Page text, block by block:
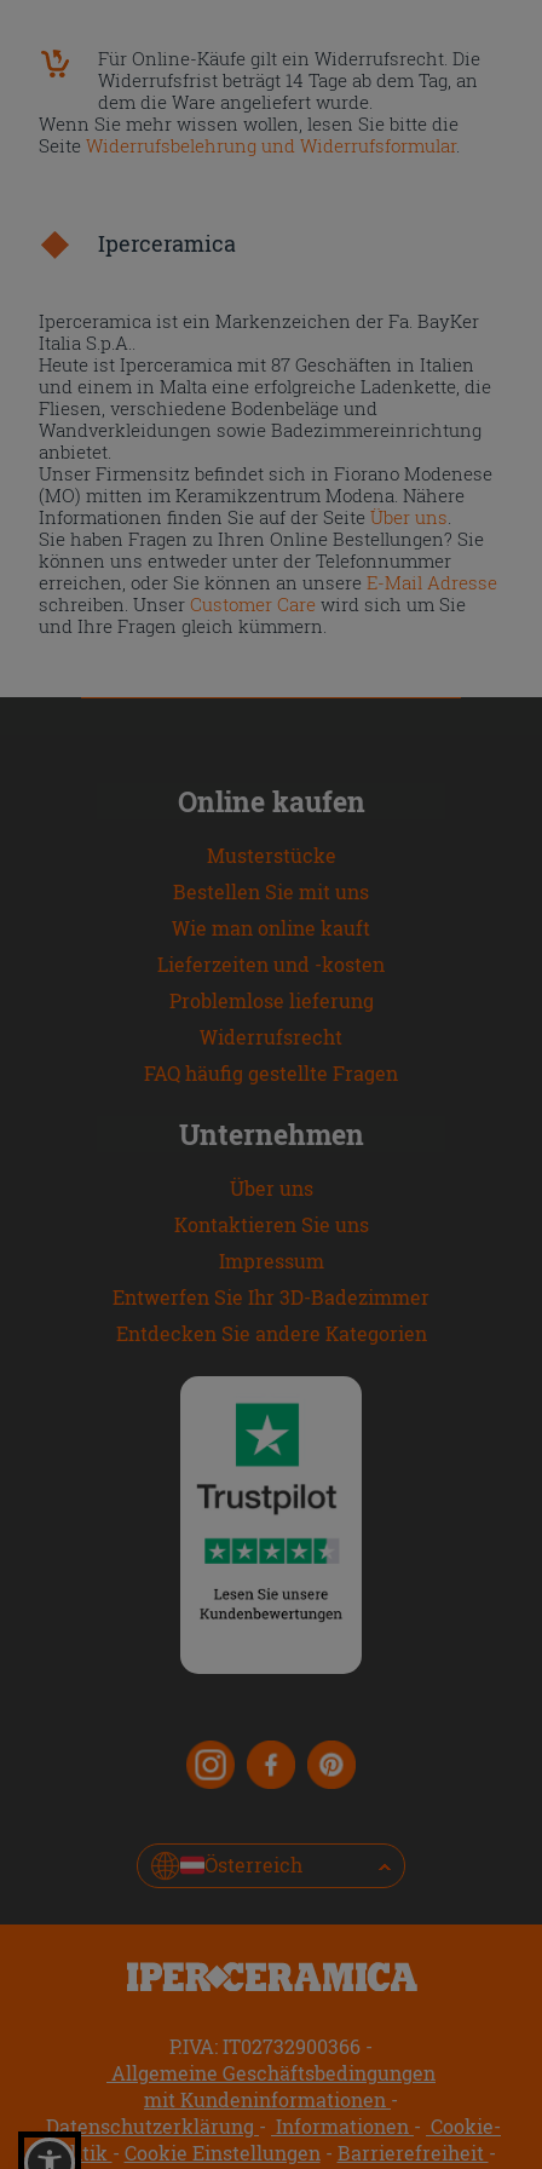
Für Online-Käufe gilt ein Widerrufsrecht. Die
Widerrufsfrist beträgt 14 Tage ab dem Tag, an
dem die Ware angeliefert wurde.
Wenn Sie mehr wissen wollen, lesen Sie bitte die
SeiteWiderrufsbelehrung und Widerrufsformular.
Iperceramica
Iperceramica ist ein Markenzeichen der Fa. BayKer
Italia S.p.A..
Heute ist Iperceramica mit 87 Geschäften in Italien
und einem in Malta eine erfolgreiche Ladenkette, die
Fliesen, verschiedene Bodenbeläge und
Wandverkleidungen sowie Badezimmereinrichtung
anbietet.
Unser Firmensitz befindet sich in Fiorano Modenese
(MO) mitten im Keramikzentrum Modena. Nähere
Informationen finden Sie auf der Seite Über uns
Sie haben Fragen zu Ihren Online Bestellungen? Sie
können uns entweder unter der Telefonnummer
erreichen, oder Sie können an unsereE-Mail Adresse
schreiben. UnserCustomer Care wird sich um Sie
und Ihre Fragen gleich kümmern.
Online kaufen
Musterstücke
Bestellen Sie mit uns
Wie man online kauft
Lieferzeiten und -kosten
Problemlose lieferung
Widerrufsrecht
FAQ häufig gestellte Fragen
Unternehmen
Über uns
Kontaktieren Sie uns
Impressum
Entwerfen Sie Ihr 3D-Badezimmer
Entdecken Sie andere Kategorien
Österreich
P.IVA: IT02732900366
Allgemeine Geschäftsbedingungen
mit Kundeninformationen
Datenschutzerklärung
Informationen
Cookie-
Politik
Cookie Einstellungen
Barrierefreiheit